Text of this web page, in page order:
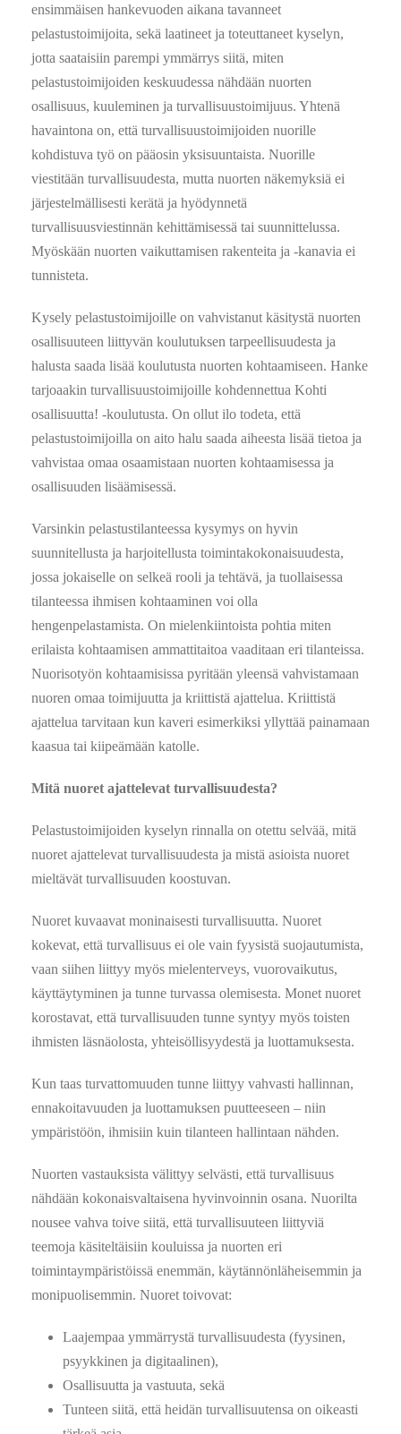
ensimmäisen hankevuoden aikana tavanneet
pelastustoimijoita, sekä laatineet ja toteuttaneet kyselyn,
jotta saataisiin parempi ymmärrys siitä, miten
pelastustoimijoiden keskuudessa nähdään nuorten
osallisuus, kuuleminen ja turvallisuustoimijuus. Yhtenä
havaintona on, että turvallisuustoimijoiden nuorille
kohdistuva työ on pääosin yksisuuntaista. Nuorille
viestitään turvallisuudesta, mutta nuorten näkemyksiä ei
järjestelmällisesti kerätä ja hyödynnetä
turvallisuusviestinnän kehittämisessä tai suunnittelussa.
Myöskään nuorten vaikuttamisen rakenteita ja -kanavia ei
tunnisteta.
Kysely pelastustoimijoille on vahvistanut käsitystä nuorten
osallisuuteen liittyvän koulutuksen tarpeellisuudesta ja
halusta saada lisää koulutusta nuorten kohtaamiseen. Hanke
tarjoaakin turvallisuustoimijoille kohdennettua Kohti
osallisuutta! -koulutusta. On ollut ilo todeta, että
pelastustoimijoilla on aito halu saada aiheesta lisää tietoa ja
vahvistaa omaa osaamistaan nuorten kohtaamisessa ja
osallisuuden lisäämisessä.
Varsinkin pelastustilanteessa kysymys on hyvin
suunnitellusta ja harjoitellusta toimintakokonaisuudesta,
jossa jokaiselle on selkeä rooli ja tehtävä, ja tuollaisessa
tilanteessa ihmisen kohtaaminen voi olla
hengenpelastamista. On mielenkiintoista pohtia miten
erilaista kohtaamisen ammattitaitoa vaaditaan eri tilanteissa.
Nuorisotyön kohtaamisissa pyritään yleensä vahvistamaan
nuoren omaa toimijuutta ja kriittistä ajattelua. Kriittistä
ajattelua tarvitaan kun kaveri esimerkiksi yllyttää painamaan
kaasua tai kiipeämään katolle.
Mitä nuoret ajattelevat turvallisuudesta?
Pelastustoimijoiden kyselyn rinnalla on otettu selvää, mitä
nuoret ajattelevat turvallisuudesta ja mistä asioista nuoret
mieltävät turvallisuuden koostuvan.
Nuoret kuvaavat moninaisesti turvallisuutta. Nuoret
kokevat, että turvallisuus ei ole vain fyysistä suojautumista,
vaan siihen liittyy myös mielenterveys, vuorovaikutus,
käyttäytyminen ja tunne turvassa olemisesta. Monet nuoret
korostavat, että turvallisuuden tunne syntyy myös toisten
ihmisten läsnäolosta, yhteisöllisyydestä ja luottamuksesta.
Kun taas turvattomuuden tunne liittyy vahvasti hallinnan,
ennakoitavuuden ja luottamuksen puutteeseen – niin
ympäristöön, ihmisiin kuin tilanteen hallintaan nähden.
Nuorten vastauksista välittyy selvästi, että turvallisuus
nähdään kokonaisvaltaisena hyvinvoinnin osana. Nuorilta
nousee vahva toive siitä, että turvallisuuteen liittyviä
teemoja käsiteltäisiin kouluissa ja nuorten eri
toimintaympäristöissä enemmän, käytännönläheisemmin ja
monipuolisemmin. Nuoret toivovat:
Laajempaa ymmärrystä turvallisuudesta (fyysinen,
psyykkinen ja digitaalinen),
Osallisuutta ja vastuuta, sekä
Tunteen siitä, että heidän turvallisuutensa on oikeasti